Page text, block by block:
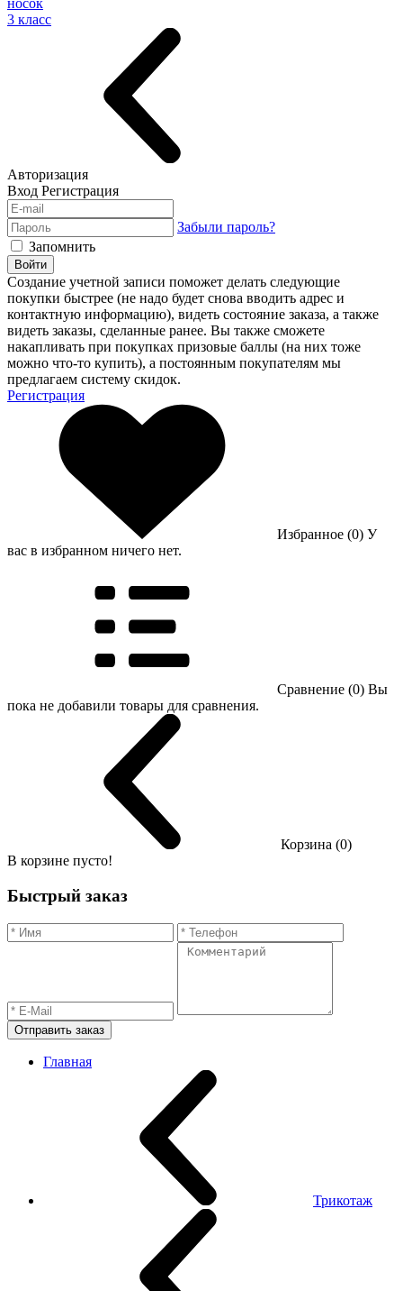
носок
3 класс
Авторизация
Вход Регистрация
Забыли пароль?
Запомнить
Войти
Создание учетной записи поможет делать следующие
покупки быстрее (не надо будет снова вводить адрес и
контактную информацию), видеть состояние заказа, а также
видеть заказы, сделанные ранее. Вы также сможете
накапливать при покупках призовые баллы (на них тоже
можно что-то купить), а постоянным покупателям мы
предлагаем систему скидок.
Регистрация
Избранное (0) У
вас в избранном ничего нет.
Сравнение (0) Вы
пока не добавили товары для сравнения.
Корзина (0)
В корзине пусто!
Быстрый заказ
Отправить заказ
Главная
Трикотаж